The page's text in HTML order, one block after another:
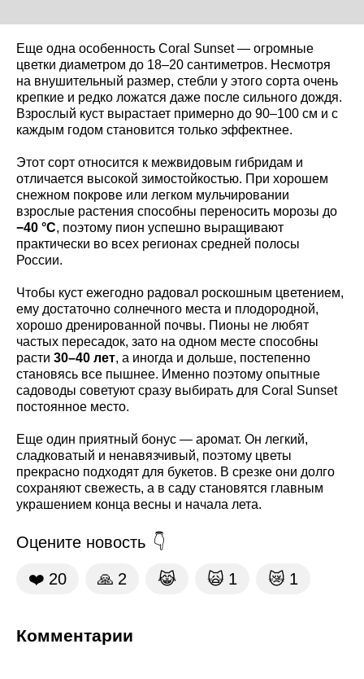
Еще одна особенность Coral Sunset — огромные
цветки диаметром до 18–20 сантиметров. Несмотря
на внушительный размер, стебли у этого сорта очень
крепкие и редко ложатся даже после сильного дождя.
Взрослый куст вырастает примерно до 90–100 см и с
каждым годом становится только эффектнее.
Этот сорт относится к межвидовым гибридам и
отличается высокой зимостойкостью. При хорошем
снежном покрове или легком мульчировании
взрослые растения способны переносить морозы до
−40 °C, поэтому пион успешно выращивают
практически во всех регионах средней полосы
России.
Чтобы куст ежегодно радовал роскошным цветением,
ему достаточно солнечного места и плодородной,
хорошо дренированной почвы. Пионы не любят
частых пересадок, зато на одном месте способны
расти 30–40 лет, а иногда и дольше, постепенно
становясь все пышнее. Именно поэтому опытные
садоводы советуют сразу выбирать для Coral Sunset
постоянное место.
Еще один приятный бонус — аромат. Он легкий,
сладковатый и ненавязчивый, поэтому цветы
прекрасно подходят для букетов. В срезке они долго
сохраняют свежесть, а в саду становятся главным
украшением конца весны и начала лета.
Оцените новость
❤️ 20 🙏 2 😹 🙀 1 😿 1
Комментарии